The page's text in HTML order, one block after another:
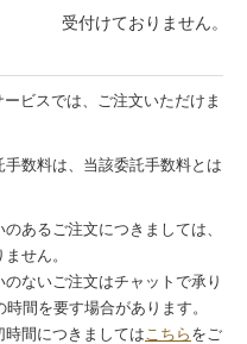
受付けておりません。
ビスでは、ご注文いただけま
数料は、当該委託手数料とは
あるご注文につきましては、
せん。
ないご注文はチャットで承り
間を要す場合があります。
間につきましてはこちら をご